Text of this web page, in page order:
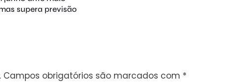
supera previsão
Campos obrigatórios são marcados com *